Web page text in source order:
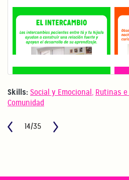
Skills: Social y Emocional, Rutinas
Comunidad
14/35